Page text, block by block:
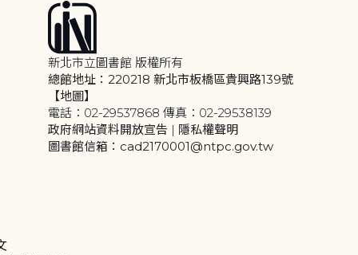
新北市立圖書館 版權所有
總館地址：220218 新北市板橋區貴興路139號
【地圖】
電話：02-29537868 傳真：02-29538139
政府網站資料開放宣告 | 隱私權聲明
圖書館信箱：cad2170001@ntpc.gov.tw